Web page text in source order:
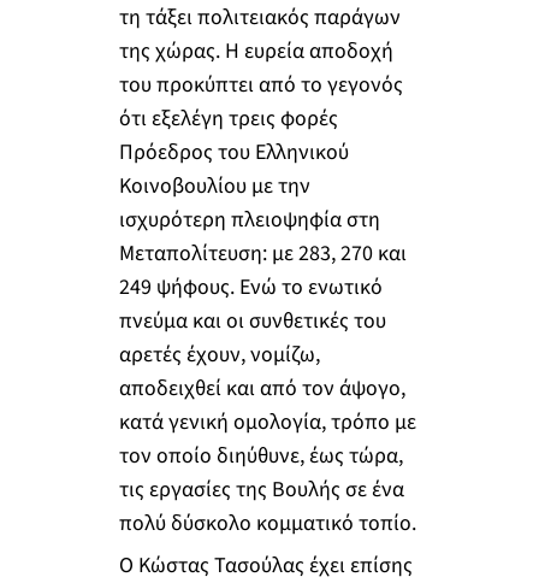
τη τάξει πολιτειακός παράγων
της χώρας. Η ευρεία αποδοχή
του προκύπτει από το γεγονός
ότι εξελέγη τρεις φορές
Πρόεδρος του Ελληνικού
Κοινοβουλίου με την
ισχυρότερη πλειοψηφία στη
Μεταπολίτευση: με 283, 270 και
249 ψήφους. Ενώ το ενωτικό
πνεύμα και οι συνθετικές του
αρετές έχουν, νομίζω,
αποδειχθεί και από τον άψογο,
κατά γενική ομολογία, τρόπο με
τον οποίο διηύθυνε, έως τώρα,
τις εργασίες της Βουλής σε ένα
πολύ δύσκολο κομματικό τοπίο.
Ο Κώστας Τασούλας έχει επίσης